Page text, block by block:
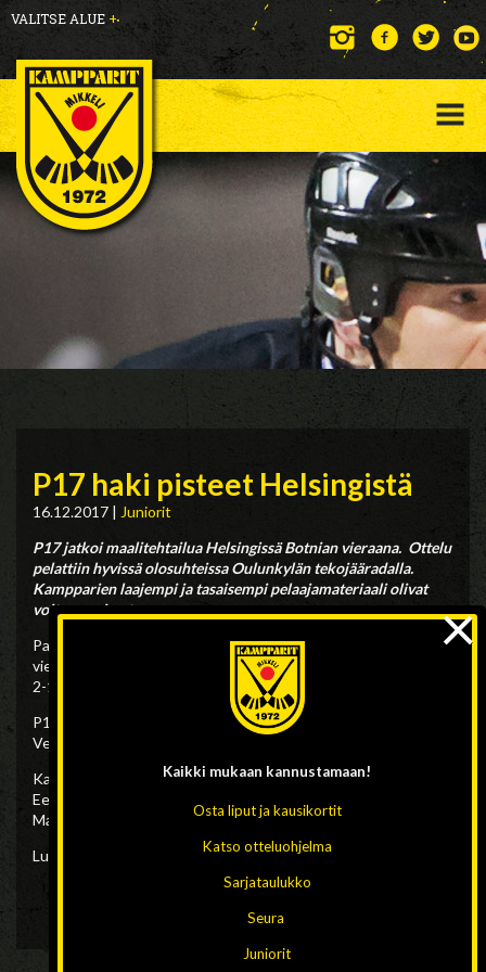
VALITSE ALUE +
P17 haki pisteet Helsingistä
16.12.2017 | Juniorit
P17 jatkoi maalitehtailua Helsingissä Botnian vieraana. Ottelu
pelattiin hyvissä olosuhteissa Oulunkylän tekojääradalla.
Kampparien laajempi ja tasaisempi pelaajamateriaali olivat
voiton avaimet.
Pallo liikkui ensimmäisellä jaksolla jo ihan kohtuu hyvin, mutta
vielä on töitä sillä sektorilla. Ottelun lopputulos Kamppareille
2-15 (1-7).
P17 jatkaa maanantaina SM-alkusarjaa Hänskissä kello 19.30
Veiterää vastaan.
Kampparien maalit: Leevi Kukkasniemi 6, Lasse Korhonen 3,
Eetu Pulkkinen 2, Karo Liimatainen 2, Marcus Ukkonen 1 ja Aki
Manninen 1
Lue lisää:
P17 kaatoi JPS:n lumipyryssä
SM-sarjatilanne Jääpalloliiton tulospalvelussa
Kaikki mukaan kannustamaan!
Osta liput ja kausikortit
Katso otteluohjelma
Sarjataulukko
Seura
Juniorit
×